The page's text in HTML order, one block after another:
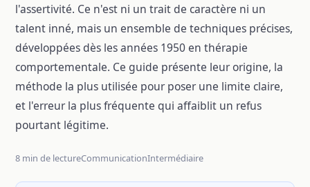
l'assertivité. Ce n'est ni un trait de caractère ni un
talent inné, mais un ensemble de techniques précises,
développées dès les années 1950 en thérapie
comportementale. Ce guide présente leur origine, la
méthode la plus utilisée pour poser une limite claire,
et l'erreur la plus fréquente qui affaiblit un refus
pourtant légitime.
8 min de lectureCommunicationIntermédiaire